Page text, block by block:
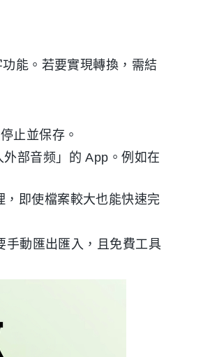
能。若要實現轉換，需結
止並保存。
部音频」的 App。例如在
，即使檔案較大也能快速完
手動匯出匯入，且免費工具